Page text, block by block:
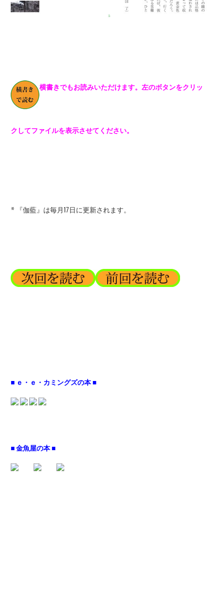
横書きでもお読みいただけます。左のボタンをクリッ
クしてファイルを表示させてください。
* 『伽藍』は毎月17日に更新されます。
■ ｅ・ｅ・カミングズの本 ■
■ 金魚屋の本 ■